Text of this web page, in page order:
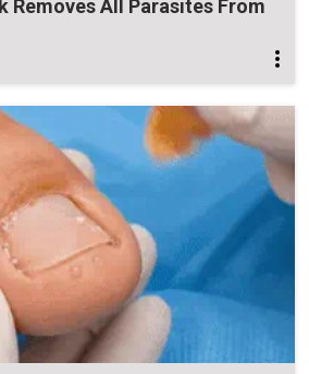
Removes All Parasites From